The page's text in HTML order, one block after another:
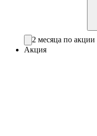
2 месяца по акции
Акция